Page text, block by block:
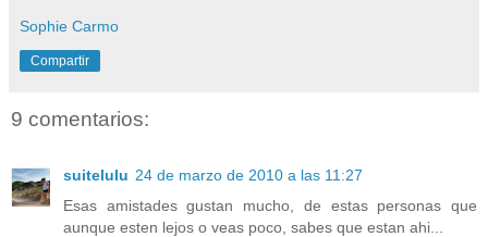
Sophie Carmo
Compartir
9 comentarios:
suitelulu 24 de marzo de 2010 a las 11:27
Esas amistades gustan mucho, de estas personas que
aunque esten lejos o veas poco, sabes que estan ahi...